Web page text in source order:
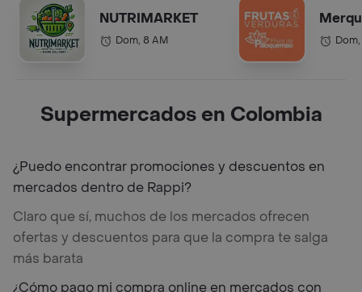
NUTRIMARKET
Dom, 8 AM
Supermercados en Colombia
¿Puedo encontrar promociones y descuentos en
mercados dentro de Rappi?
Claro que sí, muchos de los mercados ofrecen
ofertas y descuentos para que la compra te salga
más barata
¿Cómo pago mi compra online en mercados con